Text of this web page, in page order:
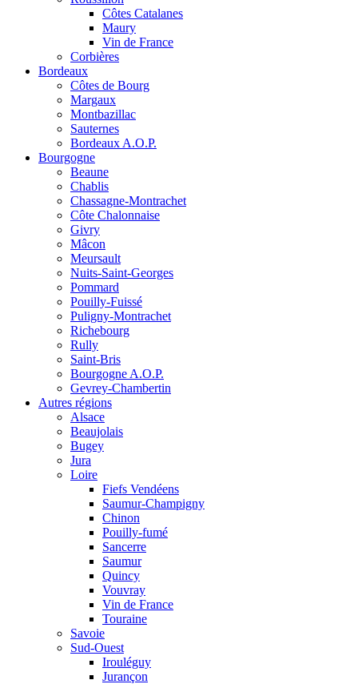
Côtes Catalanes
Maury
Vin de France
Corbières
Bordeaux
Côtes de Bourg
Margaux
Montbazillac
Sauternes
Bordeaux A.O.P.
Bourgogne
Beaune
Chablis
Chassagne-Montrachet
Côte Chalonnaise
Givry
Mâcon
Meursault
Nuits-Saint-Georges
Pommard
Pouilly-Fuissé
Puligny-Montrachet
Richebourg
Rully
Saint-Bris
Bourgogne A.O.P.
Gevrey-Chambertin
Autres régions
Alsace
Beaujolais
Bugey
Jura
Loire
Fiefs Vendéens
Saumur-Champigny
Chinon
Pouilly-fumé
Sancerre
Saumur
Quincy
Vouvray
Vin de France
Touraine
Savoie
Sud-Ouest
Irouléguy
Jurançon